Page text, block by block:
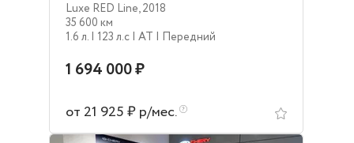
Luxe RED Line,2018
35 600 км
1.6 л. | 123 л.c | AT | Передний
1 694 000 ₽
от 21 925 ₽ р/мес.